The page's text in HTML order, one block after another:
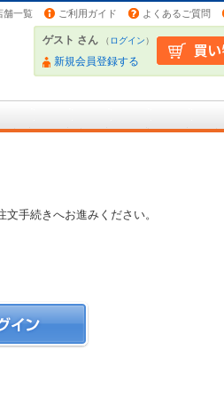
舗一覧 ご利用ガイド よくあるご質問
ゲスト さん （ログイン）
新規会員登録する
手続きへお進みください。